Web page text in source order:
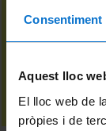
Consentiment
Aquest lloc
El lloc web de
pròpies i de